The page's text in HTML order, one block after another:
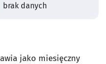
brak danych
jako miesięczny